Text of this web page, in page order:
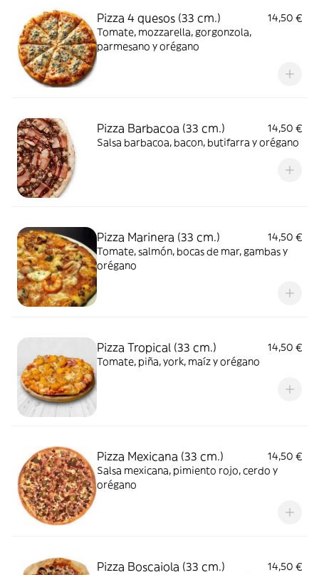
Pizza 4 quesos (33 cm.)
14,50 €
Tomate, mozzarella, gorgonzola,
parmesano y orégano
Pizza Barbacoa (33 cm.)
14,50 €
Salsa barbacoa, bacon, butifarra y orégano
Pizza Marinera (33 cm.)
14,50 €
Tomate, salmón, bocas de mar, gambas y
orégano
Pizza Tropical (33 cm.)
14,50 €
Tomate, piña, york, maíz y orégano
Pizza Mexicana (33 cm.)
14,50 €
Salsa mexicana, pimiento rojo, cerdo y
orégano
Pizza Boscaiola (33 cm.)
14,50 €